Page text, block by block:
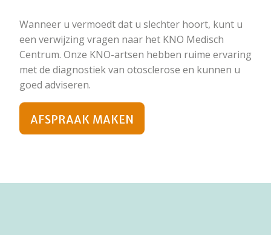
Wanneer u vermoedt dat u slechter hoort, kunt u
een verwijzing vragen naar het KNO Medisch
Centrum. Onze KNO-artsen hebben ruime ervaring
met de diagnostiek van otosclerose en kunnen u
goed adviseren.
AFSPRAAK MAKEN